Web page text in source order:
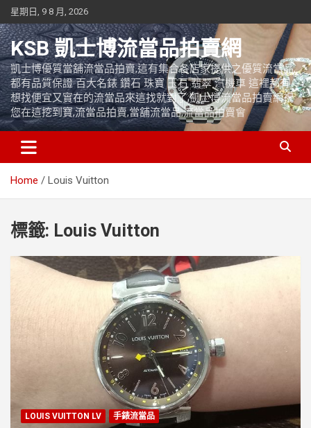
Skip
to
content
星期日, 9 8 月, 2026
KSB 凱士博流當品拍賣網
凱士博優質當舖流當品拍賣,這有集合各店家提供之優質流當品,
都有品質保證 百大名錶 鑽石 珠寶 玉石 翡翠 汽機車 這裡都有
想找便宜又實在的流當品來這找就對了,凱士博流當品拍賣網祝
您在這挖到寶,流當品拍賣,當舖流當品,流當品拍賣會
Home Louis Vuitton
標籤: Louis Vuitton
LOUIS VUITTON LV 手錶流當品